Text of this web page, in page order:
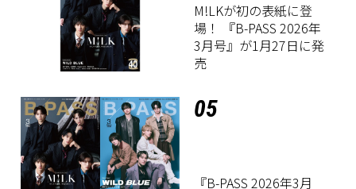
M!LKが初の表紙に登
場！ 『B-PASS 2026年
3月号』が1月27日に発
売
05
『B-PASS 2026年3月